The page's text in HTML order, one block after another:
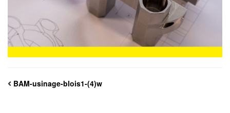
BAM-usinage-blois1-(4)w